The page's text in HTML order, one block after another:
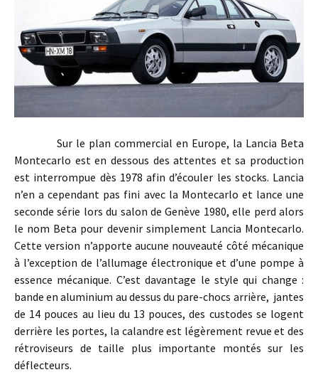
Sur le plan commercial en Europe, la Lancia Beta
Montecarlo est en dessous des attentes et sa production
est interrompue dès 1978 afin d’écouler les stocks. Lancia
n’en a cependant pas fini avec la Montecarlo et lance une
seconde série lors du salon de Genève 1980, elle perd alors
le nom Beta pour devenir simplement Lancia Montecarlo.
Cette version n’apporte aucune nouveauté côté mécanique
à l’exception de l’allumage électronique et d’une pompe à
essence mécanique. C’est davantage le style qui change :
bande en aluminium au dessus du pare-chocs arrière, jantes
de 14 pouces au lieu du 13 pouces, des custodes se logent
derrière les portes, la calandre est légèrement revue et des
rétroviseurs de taille plus importante montés sur les
déflecteurs.